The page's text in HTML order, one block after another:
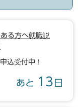
る方へ就職説
込受付中！
あと 13 日